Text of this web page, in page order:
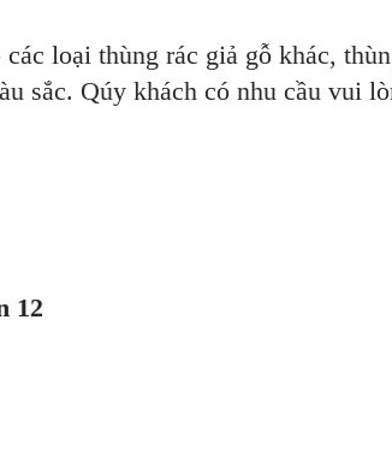
loại thùng rác giả gỗ khác,
sắc. Qúy khách có nhu cầu vui
12